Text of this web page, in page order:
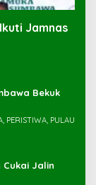
Jamnas
Bekuk
PERISTIWA, PULAU
Cukai Jalin